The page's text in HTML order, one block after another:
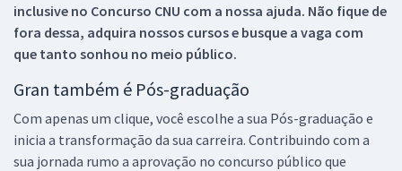
inclusive no Concurso CNU com a nossa ajuda. Não fique de
fora dessa, adquira nossos cursos e busque a vaga com
que tanto sonhou no meio público.
Gran também é Pós-graduação
Com apenas um clique, você escolhe a sua Pós-graduação e
inicia a transformação da sua carreira. Contribuindo com a
sua jornada rumo a aprovação no concurso público que